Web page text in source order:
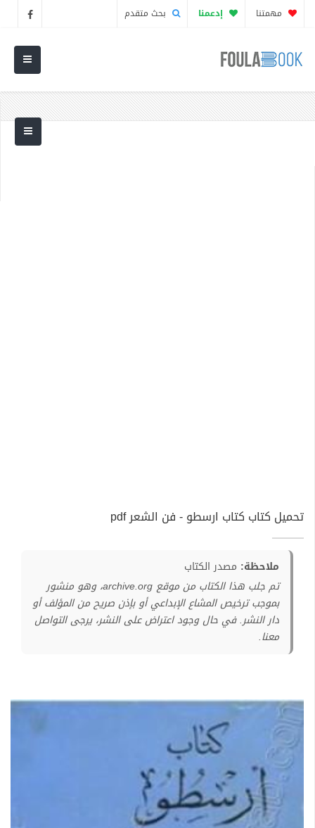
مهمتنا إدعمنا بحث متقدم
تحميل كتاب كتاب ارسطو - فن الشعر pdf
ملاحظة: مصدر الكتاب
تم جلب هذا الكتاب من موقع archive.org، وهو منشور
بموجب ترخيص المشاع الإبداعي أو بإذن صريح من المؤلف أو
دار النشر. في حال وجود اعتراض على النشر، يرجى التواصل
معنا.